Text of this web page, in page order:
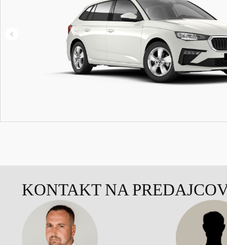
KONTAKT NA